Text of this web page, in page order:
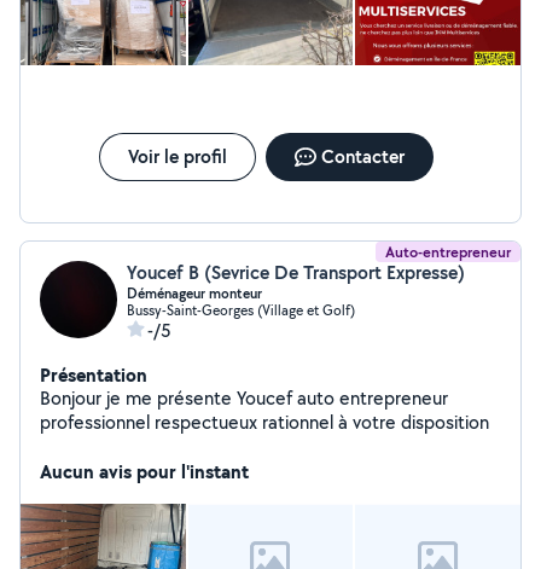
Voir le profil Contacter
Auto-entrepreneur
Youcef B (Sevrice De Transport Expresse)
Déménageur monteur
Bussy-Saint-Georges (Village et Golf)
-/5
Présentation
Bonjour je me présente Youcef auto entrepreneur
professionnel respectueux rationnel à votre disposition
Aucun avis pour l'instant